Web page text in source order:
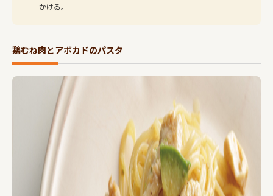
かける。
鶏むね肉とアボカドのパスタ